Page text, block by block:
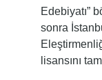
Edebiyatı”
sonra
lisansını